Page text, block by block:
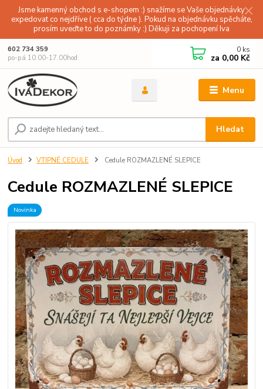
Jsme kamenný obchod s e-shopem :) snažíme se Vaše objednávky
expedovat co nejdříve ( cca do týdne ). Pokud na objednávku spěcháte,
prosím uveďte to do poznámky :) Děkuji za pochopení Iva
Menu
Hledat
602 734 359
po-pá 10.00-17.00hod
0 ks
za 0,00 Kč
Úvod VTIPNÉ CEDULE Cedule ROZMAZLENÉ SLEPICE
Cedule ROZMAZLENÉ SLEPICE
Novinka